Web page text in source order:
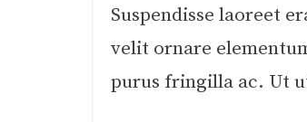
Suspendisse laoreet
velit ornare
purus fringilla ac. Ut